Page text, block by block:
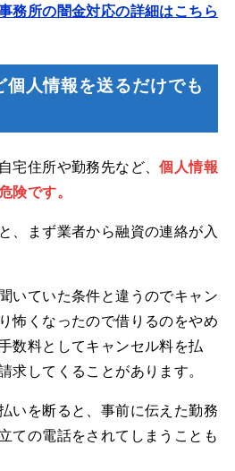
務所の闇金対応の詳細はこちら
個人情報を送るだけでも
宅住所や勤務先など、個人情報
険です。
、まず業者から融資の連絡が入
いていた条件と違うのでキャン
怖くなったので借りるのをやめ
数料としてキャンセル料を払
求してくることがあります。
いを断ると、事前に伝えた勤務
ての電話をされてしまうことも